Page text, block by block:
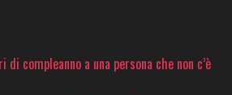
compleanno a una persona che non c’è